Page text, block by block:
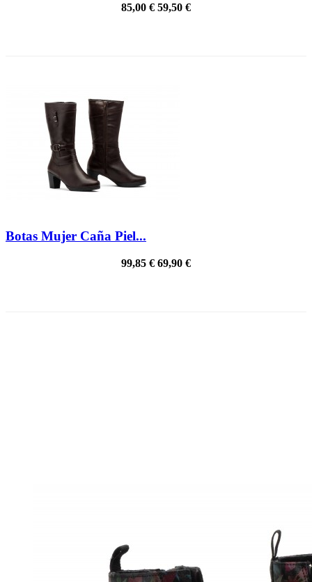
85,00 € 59,50 €
Botas Mujer Caña Piel...
99,85 € 69,90 €